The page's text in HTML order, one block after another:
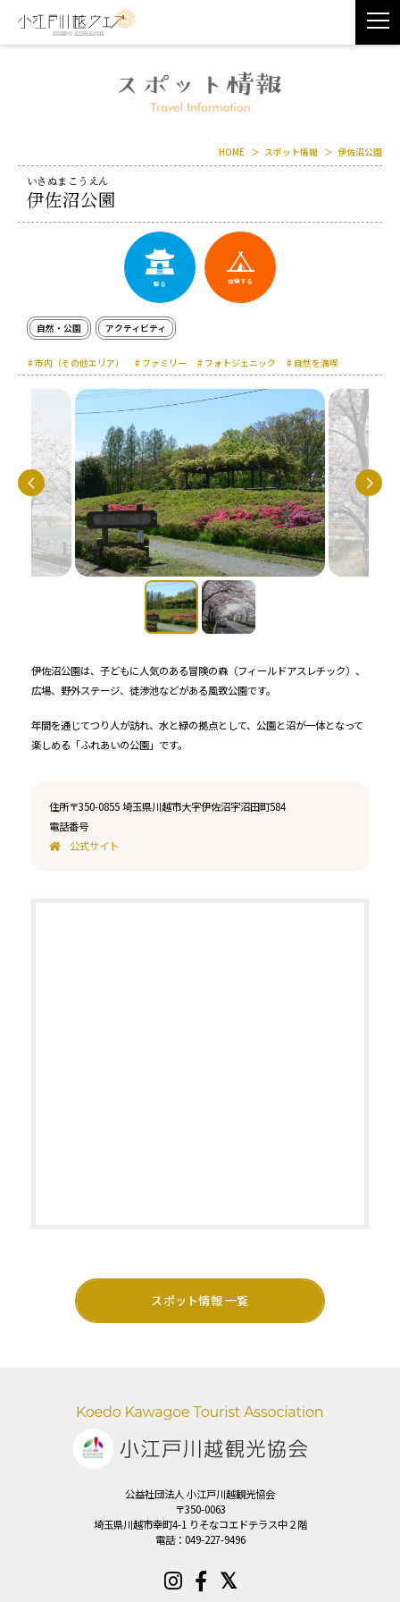
HOME スポット情報 伊佐沼公園
いさぬまこうえん
伊佐沼公園
観る 体験する
自然・公園 アクティビティ
市内（その他エリア） ファミリー フォトジェニック 自然を満喫
伊佐沼公園は、子どもに人気のある冒険の森（フィールドアスレチック）、
広場、野外ステージ、徒渉池などがある風致公園です。
年間を通じてつり人が訪れ、水と緑の拠点として、公園と沼が一体となって
楽しめる「ふれあいの公園」です。
住所〒350-0855 埼玉県川越市大字伊佐沼字沼田町584
電話番号
公式サイト
スポット情報 一覧
公益社団法人 小江戸川越観光協会
〒350-0063
埼玉県川越市幸町4-1 りそなコエドテラス中２階
電話： 049-227-9496